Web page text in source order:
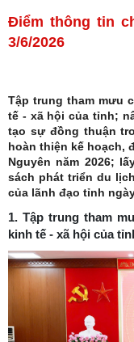
Điểm thông tin
3/6/2026
Tập trung tham mưu
tế - xã hội của tỉnh;
tạo sự đồng thuận
hoàn thiện kế hoạch,
Nguyên năm 2026;
sách phát triển du
của lãnh đạo tỉnh
1. Tập trung tham
kinh tế - xã hội của